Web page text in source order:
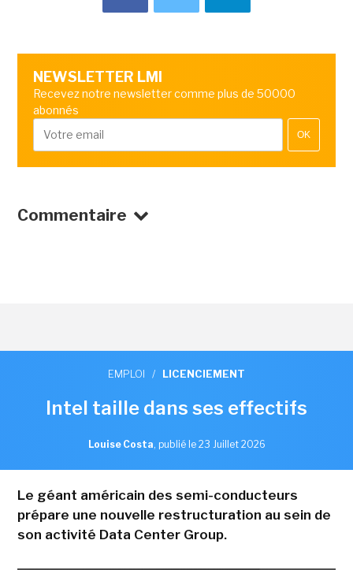
NEWSLETTER LMI
Recevez notre newsletter comme plus de 50000
abonnés
OK
Commentaire
EMPLOI / LICENCIEMENT
Intel taille dans ses effectifs
Louise Costa, publié le 23 Juillet 2026
Le géant américain des semi-conducteurs
prépare une nouvelle restructuration au sein de
son activité Data Center Group.